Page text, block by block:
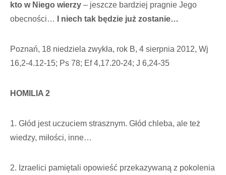
kto w Niego wierzy – jeszcze bardziej pragnie Jego
obecności…
I niech tak będzie już zostanie…
Poznań, 18 niedziela zwykła, rok B, 4 sierpnia 2012, Wj
16,2-4.12-15; Ps 78; Ef 4,17.20-24; J 6,24-35
HOMILIA 2
1. Głód jest uczuciem strasznym. Głód chleba, ale też
wiedzy, miłości, inne…
2. Izraelici pamiętali opowieść przekazywaną z pokolenia